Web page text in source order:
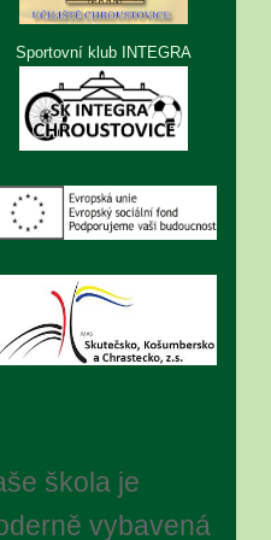
Sportovní klub INTEGRA
škola je
vybavená